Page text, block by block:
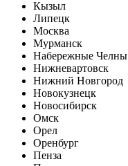
Кызыл
Липецк
Москва
Мурманск
Набережные Челны
Нижневартовск
Нижний Новгород
Новокузнецк
Новосибирск
Омск
Орел
Оренбург
Пенза